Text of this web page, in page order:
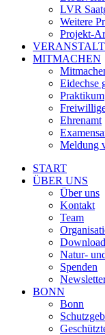
LVR
Weitere
Projekt-
MITMACHEN
Eidechse
Praktikum
Ehrenamt
Meldung
START
ÜBER UNS
Über uns
Kontakt
Team
Natur-
Spenden
BONN
Bonn